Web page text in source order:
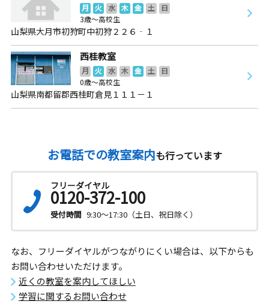
月 火 水 木 金 土
日
3歳～高校生
山梨県大月市初狩町中初狩２２６‐１
西桂教室
月 火 水 木 金 土
日
0歳～高校生
山梨県南都留郡西桂町倉見１１１－１
お電話での教室案内も行っています
フリーダイヤル
0120-372-100
受付時間 9:30～17:30（土日、祝日除く）
なお、フリーダイヤルがつながりにくい場合は、以下からも
お問い合わせいただけます。
近くの教室を案内してほしい
学習に関するお問い合わせ